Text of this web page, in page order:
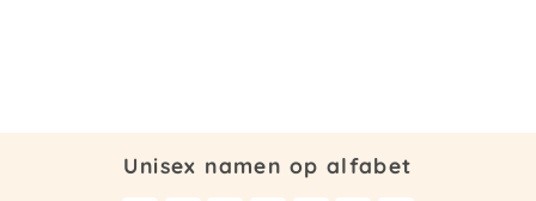
Unisex namen op alfabet